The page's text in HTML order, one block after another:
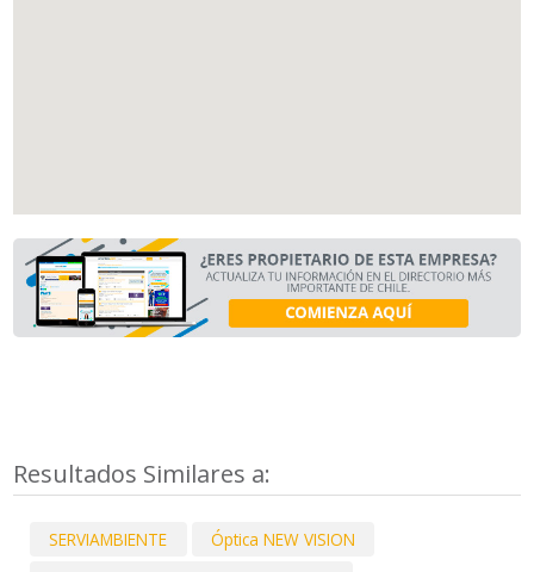
Resultados Similares a:
SERVIAMBIENTE
Óptica NEW VISION